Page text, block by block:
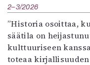
2–3/2026
”Historia osoittaa,
säätila on
kulttuuriseen
toteaa